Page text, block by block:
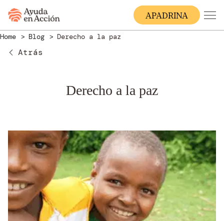
APADRINA
Home Blog Derecho a la paz
Atrás
Derecho a la paz